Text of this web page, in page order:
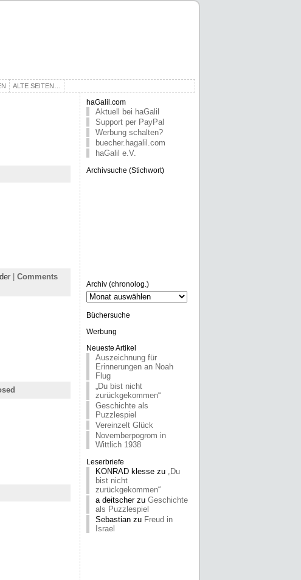
ALTE SEITEN…
Comments
haGalil.com
Aktuell bei haGalil
Support per PayPal
Werbung schalten?
buecher.hagalil.com
haGalil e.V.
Archivsuche (Stichwort)
Archiv (chronolog.)
Archiv
(chronolog.)
Büchersuche
Werbung
Neueste Artikel
Auszeichnung für
Erinnerungen an Noah
Flug
„Du bist nicht
zurückgekommen“
Geschichte als
Puzzlespiel
Vereinzelt Glück
Novemberpogrom in
Wittlich 1938
Leserbriefe
KONRAD klesse zu „Du
bist nicht
zurückgekommen“
a deitscherzu Geschichte
als Puzzlespiel
Sebastian zu Freud in
Israel